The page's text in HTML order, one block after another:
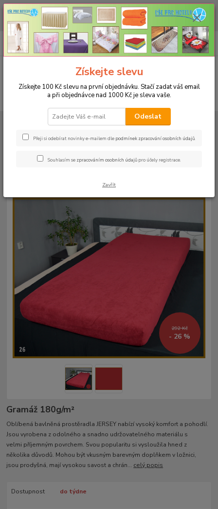
CHCETE NAKOUPIT VĚTŠÍ MNOŽSTVÍ NAŠICH PRODUKTŮ ZA LEPŠÍ
CENU? Klikněte ZDE
CZK
+420 773 794 023
Pondělí-pátek 9-16 hodin
0ks
za0 Kč
PROSTĚRADLA
Bavlněné prostěradla JERSEY s gumou - 45 barev
barva 26 bordo
Bavlněné prostěradlo JERSEY
292 Kč
- 26 %
Gramáž 180g/m²­
Oblíbená bavlněná prostěradla JERSEY nabízí vysoký komfort a pohodlí.
Jsou vyrobena z odolného a snadno udržovatelného materiálu s
velmi příjemným povrchem. Svou popularitu si vysloužila hned z
několika důvodů. Mohou být vkusným barevným doplňkem v ložnici,
jsou prodyšná, mají vysokou savost a chrán... celý popis
Dostupnost do týdne
Získejte slevu
Získejte 100 Kč slevu na první objednávku. Stačí zadat váš email
a při objednávce nad 1000 Kč je sleva vaše.
Odeslat
Přeji si odebírat novinky e-mailem dle podmínek zpracování osobních údajů.
Souhlasím se zpracováním osobních údajů pro účely registrace.
Zavřít